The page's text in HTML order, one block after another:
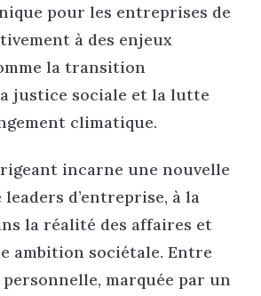
pour les entreprises de
à des enjeux
la transition
justice sociale et la lutte
climatique.
incarne une nouvelle
d’entreprise, à la
la réalité des affaires et
ambition sociétale. Entre
marquée par un